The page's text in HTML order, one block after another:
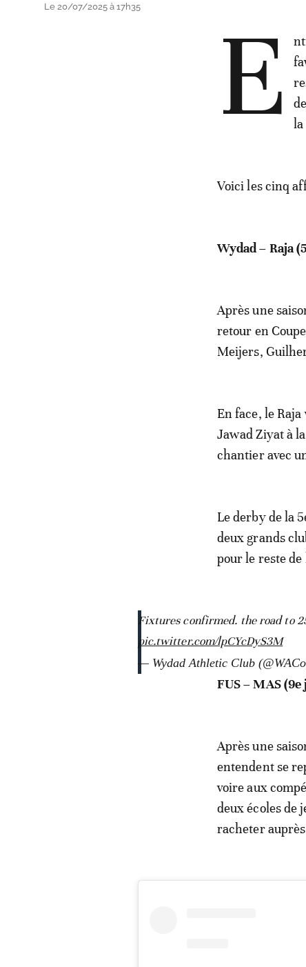
Le 20/07/2025 à 17h35 E
la
Voici les cinq
Wydad – Raja
Après une
retour en
Meijers,
En face, le
Jawad Ziyat à
chantier avec
Le derby de la
deux grands
pour le reste de
Fixtures confirmed. the road to
pic.twitter.com/lpCYcDyS3M
— Wydad Athletic Club
FUS – MAS
Après une
entendent se
voire aux
deux écoles de
racheter